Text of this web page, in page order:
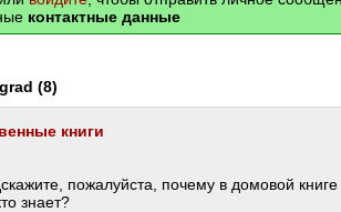
контактные данные
(8)
книги
пожалуйста, почему в домовой
знает?